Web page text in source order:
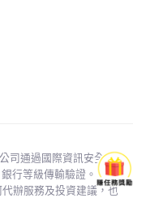
司通過國際資訊安全標準
行等級傳輸驗證。 本網
辦服務及投資建議，也